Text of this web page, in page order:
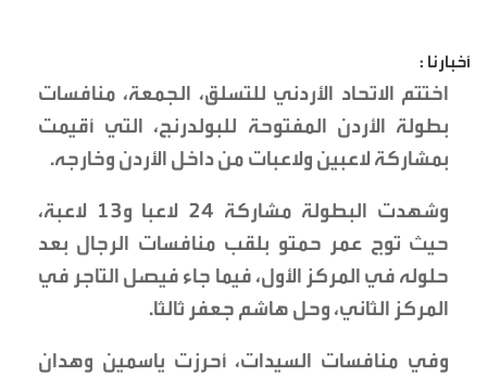
أخبارنا :
اختتم الاتحاد الأردني للتسلق، الجمعة، منافسات
بطولة الأردن المفتوحة للبولدرنج، التي أقيمت
بمشاركة لاعبين ولاعبات من داخل الأردن وخارجه.
وشهدت البطولة مشاركة 24 لاعبا و13 لاعبة،
حيث توج عمر حمتو بلقب منافسات الرجال بعد
حلوله في المركز الأول، فيما جاء فيصل التاجر في
المركز الثاني، وحل هاشم جعفر ثالثا.
وفي منافسات السيدات، أحرزت ياسمين وهدان